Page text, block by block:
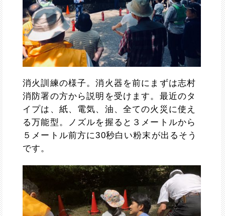
消火訓練の様子。消火器を前にまずは志村
消防署の方から説明を受けます。最近のタ
イプは、紙、電気、油、全ての火災に使え
る万能型。ノズルを握ると３メートルから
５メートル前方に30秒白い粉末が出るそう
です。